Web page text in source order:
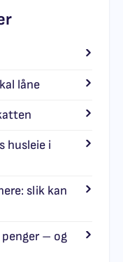
låne
husleie i
slik kan
– og